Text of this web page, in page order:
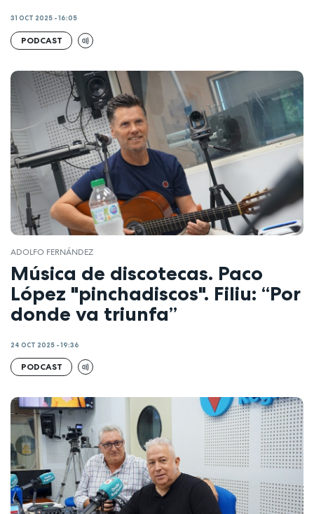
31 OCT 2025 - 16:05
PODCAST
ADOLFO FERNÁNDEZ
Música de discotecas. Paco
López "pinchadiscos". Filiu: “Por
donde va triunfa”
24 OCT 2025 - 19:36
PODCAST